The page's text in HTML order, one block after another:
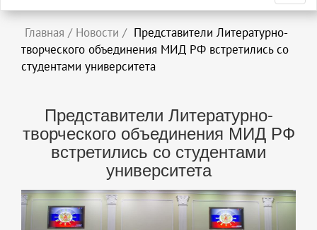
Главная / Новости / Представители Литературно-
творческого объединения МИД РФ встретились со
студентами университета
Представители Литературно-
творческого объединения МИД РФ
встретились со студентами
университета